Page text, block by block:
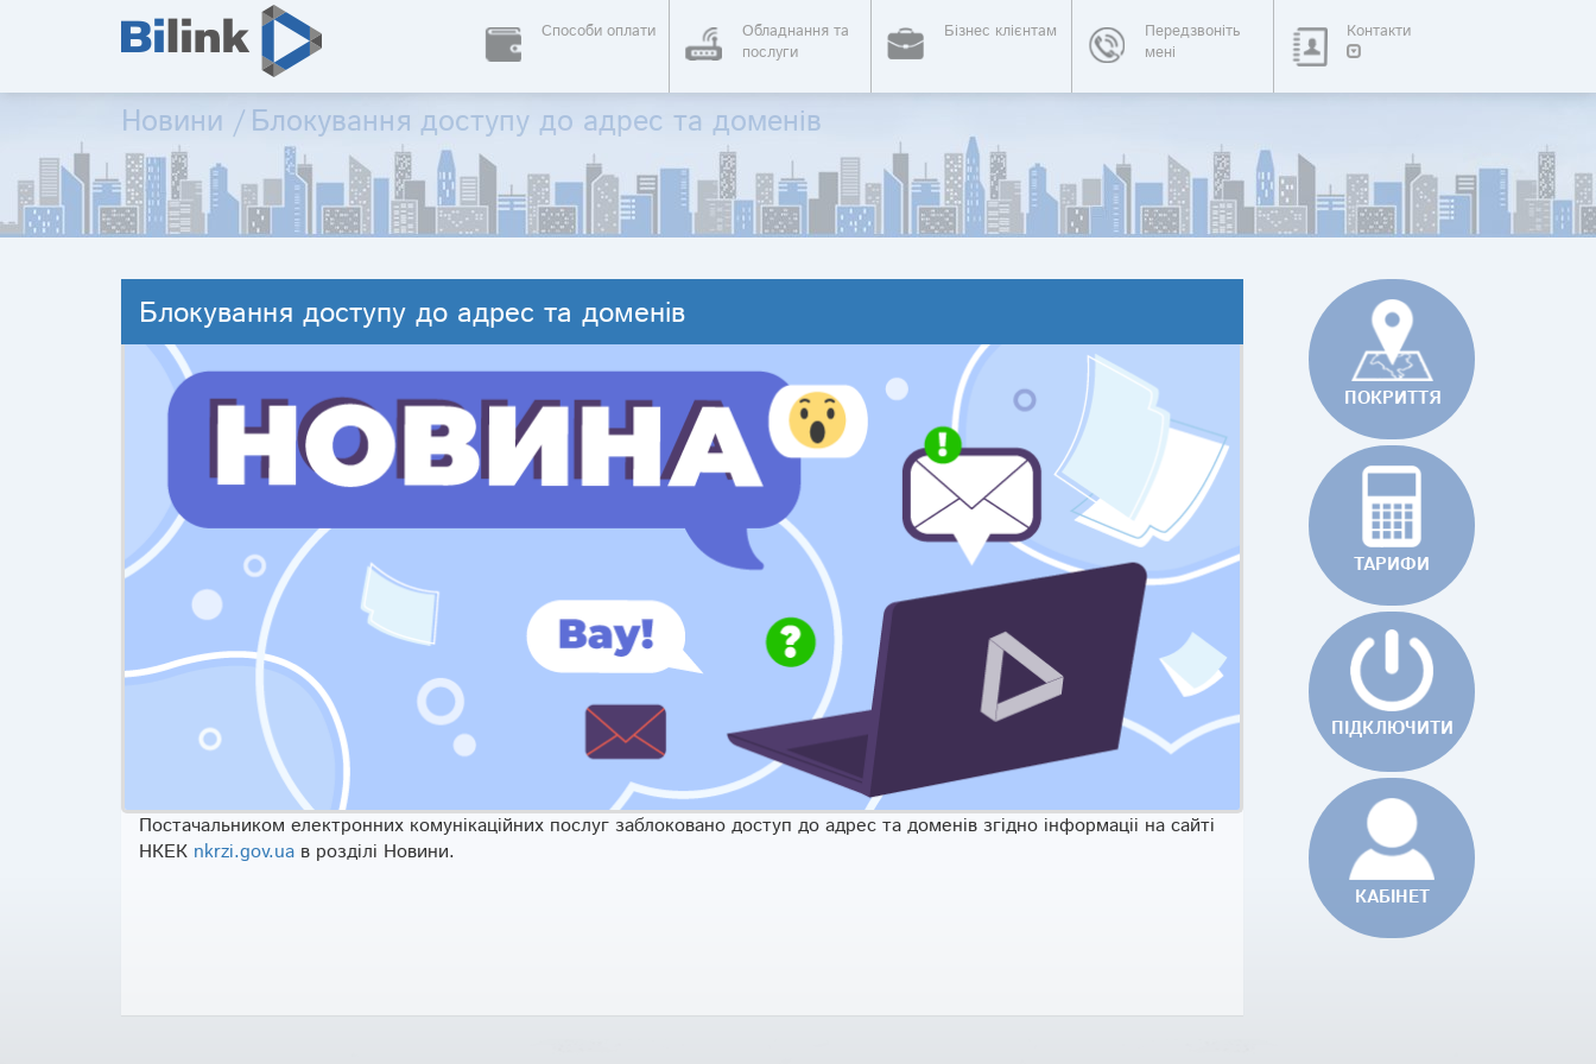
Способи оплати
Обладнання та
послуги
Бізнес клієнтам
Передзвоніть
мені
Контакти
Новини /Блокування доступу до адрес та доменів
Блокування доступу до адрес та доменів
Постачальником електронних комунiкацiйних послуг заблоковано доступ до адрес та доменiв згiдно iнформацii на сайтi
НКЕК nkrzi.gov.ua в роздiлi Новини.
ПОКРИТТЯ
TAРИФИ
ПІДКЛЮЧИТИ
КАБІНЕТ